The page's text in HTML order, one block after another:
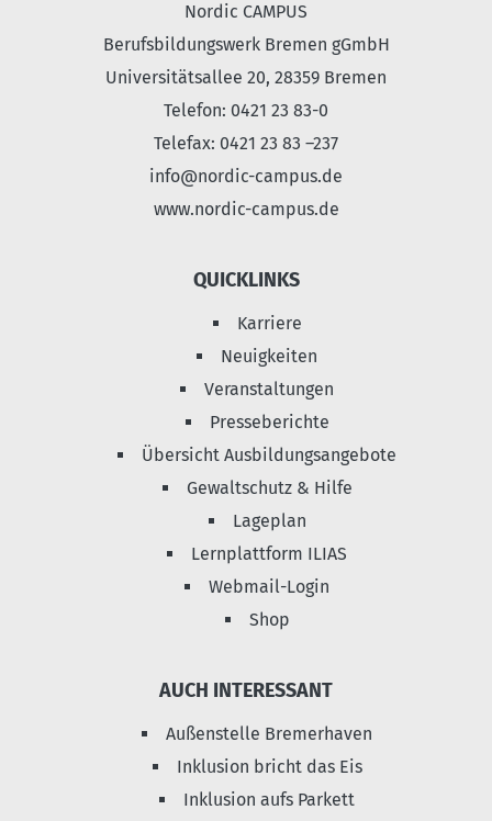
Nordic CAMPUS
Berufsbildungswerk Bremen gGmbH
Universitätsallee 20, 28359 Bremen
Telefon: 0421 23 83-0
Telefax: 0421 23 83 –237
info@nordic-campus.de
www.nordic-campus.de
QUICKLINKS
Karriere
Neuigkeiten
Veranstaltungen
Presseberichte
Übersicht Ausbildungsangebote
Gewaltschutz & Hilfe
Lageplan
Lernplattform ILIAS
Webmail-Login
Shop
AUCH INTERESSANT
Außenstelle Bremerhaven
Inklusion bricht das Eis
Inklusion aufs Parkett